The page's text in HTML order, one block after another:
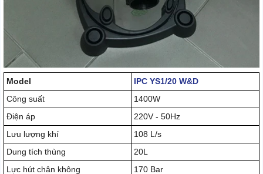
Model
IPC YS1/20 W&D
Công suất
1400W
Điện áp
220V - 50Hz
Lưu lượng khí
108 L/s
Dung tích thùng
20L
Lực hút chân không
170 Bar